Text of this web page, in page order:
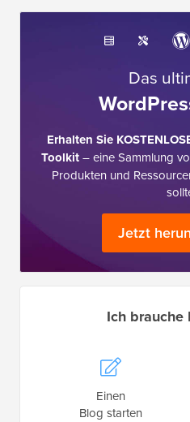
Das
Erhalten Sie
Toolkit– eine Sammlung
Produkten und
Jetzt
Ich
Einen
Blog starten